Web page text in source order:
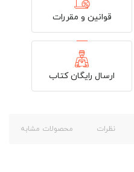
قوانین و مقررات
ارسال رایگان کتاب
نظرات محصولات مشابه